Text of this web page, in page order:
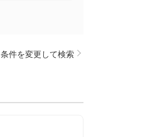
条件を変更して検索